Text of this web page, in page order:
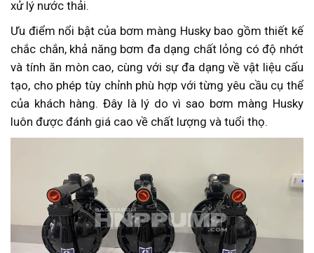
xử lý nước thải.
Ưu điểm nổi bật của bơm màng Husky bao gồm thiết kế
chắc chắn, khả năng bơm đa dạng chất lỏng có độ nhớt
và tính ăn mòn cao, cùng với sự đa dạng về vật liệu cấu
tạo, cho phép tùy chỉnh phù hợp với từng yêu cầu cụ thể
của khách hàng. Đây là lý do vì sao bơm màng Husky
luôn được đánh giá cao về chất lượng và tuổi thọ.